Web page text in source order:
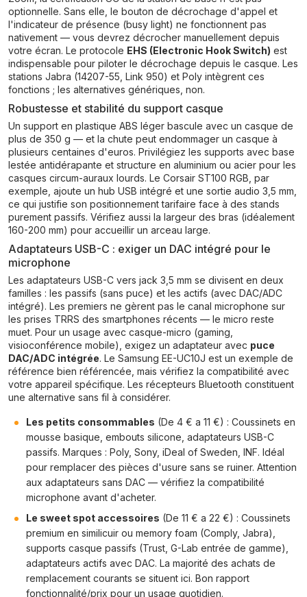
optionnelle. Sans elle, le bouton de décrochage d'appel et
l'indicateur de présence (busy light) ne fonctionnent pas
nativement — vous devrez décrocher manuellement depuis
votre écran. Le protocole EHS (Electronic Hook Switch) est
indispensable pour piloter le décrochage depuis le casque. Les
stations Jabra (14207-55, Link 950) et Poly intègrent ces
fonctions ; les alternatives génériques, non.
Robustesse et stabilité du support casque
Un support en plastique ABS léger bascule avec un casque de
plus de 350 g — et la chute peut endommager un casque à
plusieurs centaines d'euros. Privilégiez les supports avec base
lestée antidérapante et structure en aluminium ou acier pour les
casques circum-auraux lourds. Le Corsair ST100 RGB, par
exemple, ajoute un hub USB intégré et une sortie audio 3,5 mm,
ce qui justifie son positionnement tarifaire face à des stands
purement passifs. Vérifiez aussi la largeur des bras (idéalement
160-200 mm) pour accueillir un arceau large.
Adaptateurs USB-C : exiger un DAC intégré pour le
microphone
Les adaptateurs USB-C vers jack 3,5 mm se divisent en deux
familles : les passifs (sans puce) et les actifs (avec DAC/ADC
intégré). Les premiers ne gèrent pas le canal microphone sur
les prises TRRS des smartphones récents — le micro reste
muet. Pour un usage avec casque-micro (gaming,
visioconférence mobile), exigez un adaptateur avec puce
DAC/ADC intégrée. Le Samsung EE-UC10J est un exemple de
référence bien référencée, mais vérifiez la compatibilité avec
votre appareil spécifique. Les récepteurs Bluetooth constituent
une alternative sans fil à considérer.
Les petits consommables (De 4 € a 11 €) : Coussinets en
mousse basique, embouts silicone, adaptateurs USB-C
passifs. Marques : Poly, Sony, iDeal of Sweden, INF. Idéal
pour remplacer des pièces d'usure sans se ruiner. Attention
aux adaptateurs sans DAC — vérifiez la compatibilité
microphone avant d'acheter.
Le sweet spot accessoires (De 11 € a 22 €) : Coussinets
premium en similicuir ou memory foam (Comply, Jabra),
supports casque passifs (Trust, G-Lab entrée de gamme),
adaptateurs actifs avec DAC. La majorité des achats de
remplacement courants se situent ici. Bon rapport
fonctionnalité/prix pour un usage quotidien.